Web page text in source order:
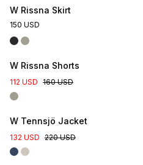
W Rissna Skirt
150 USD
W Rissna Shorts
112 USD 160 USD
W Tennsjö Jacket
132 USD 220 USD